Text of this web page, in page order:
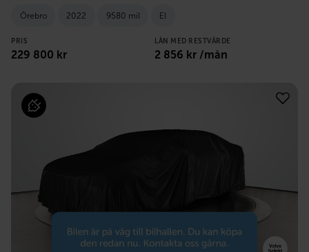
Örebro 2022 9580 mil El
PRIS
229 800 kr
LÅN MED RESTVÄRDE
2 856 kr /mån